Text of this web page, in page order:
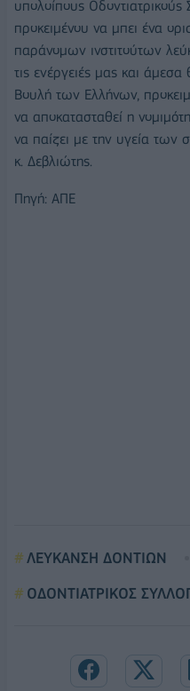
υπολοίπους
προκειμένου να μπει ένα
παράνομων ινστιτούτων
τις ενέργειές μας και
Βουλή των Ελλήνων,
να αποκατασταθεί η
να παίζει με την υγεία των
κ. Δεβλιώτης.
Πηγή: ΑΠΕ
ΛΕΥΚΑΝΣΗ ΔΟΝΤΙΩΝ
ΟΔΟΝΤΙΑΤΡΙΚΟΣ